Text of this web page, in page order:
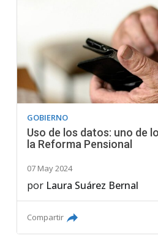
GOBIERNO
Uso de los datos: uno de
la Reforma Pensional
07 May 2024
por Laura Suárez Bernal
Compartir